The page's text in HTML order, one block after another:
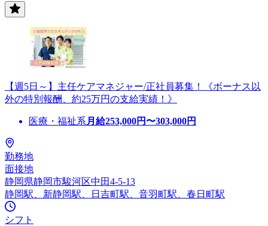
【週5日～】主任ケアマネジャー/正社員募集！《ボーナス以
外の特別報酬、約25万円の支給実績！》
医療・福祉系 月給253,000円〜303,000円
勤務地
面接地
静岡県静岡市駿河区中田4-5-13
静岡駅、新静岡駅、日吉町駅、音羽町駅、春日町駅
シフト